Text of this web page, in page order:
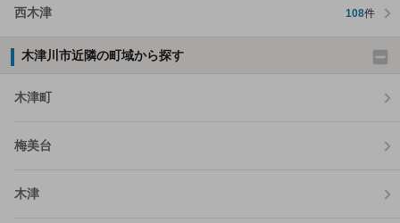
西木津 108件
木津川市近隣の町域から探す
木津町
梅美台
木津